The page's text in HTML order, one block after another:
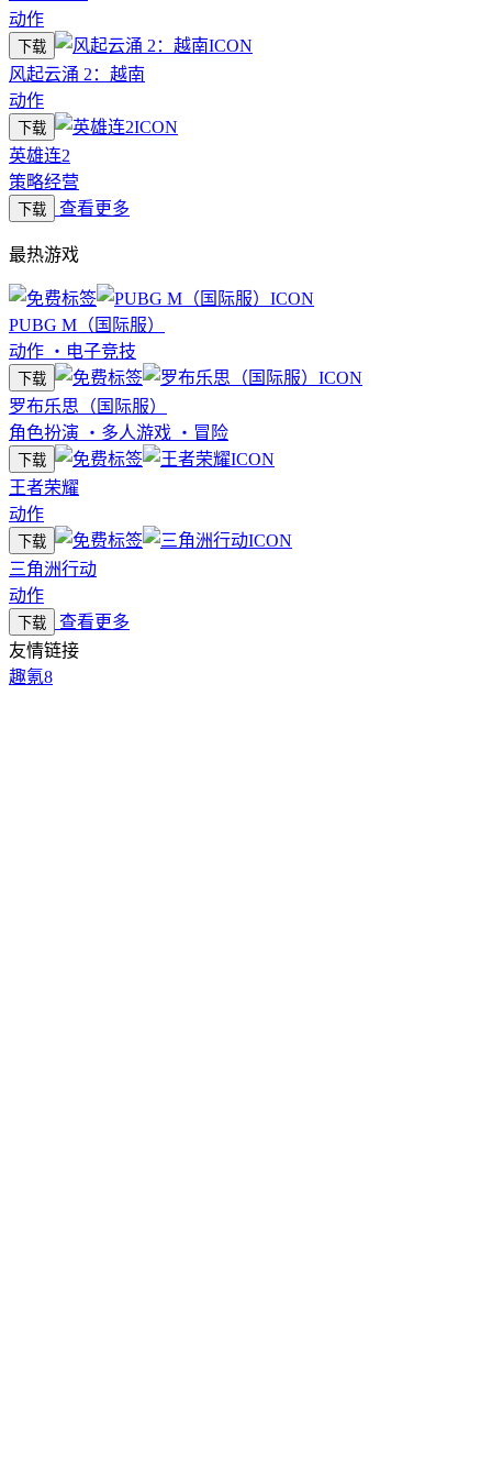
动作
下载
风起云涌 2：越南
动作
下载
英雄连2
策略经营
下载 查看更多
最热游戏
PUBG M（国际服）
动作 ・ 电子竞技
下载
罗布乐思（国际服）
角色扮演
・ 多人游戏 ・ 冒险
下载
王者荣耀
动作
下载
三角洲行动
动作
下载
查看更多
友情链接
趣氪8